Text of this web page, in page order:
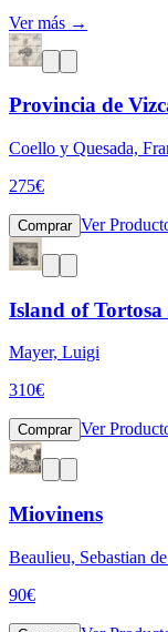
Ver más →
Provincia de
Coello y Quesada,
275€
Comprar Ver
Island of
Mayer, Luigi
310€
Comprar Ver
Miovinens
Beaulieu, Sebastian
90€